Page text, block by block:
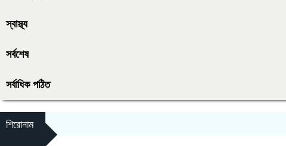
স্বাস্থ্য
সর্বশেষ
সর্বাধিক পঠিত
শিরোনাম